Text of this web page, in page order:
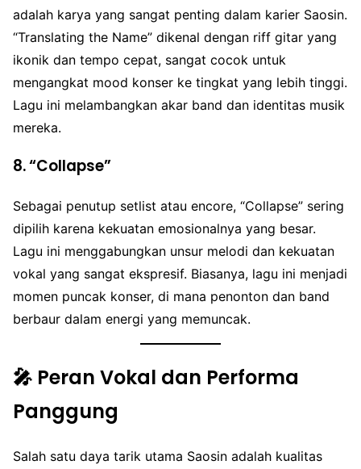
adalah karya yang sangat penting dalam karier Saosin.
“Translating the Name” dikenal dengan riff gitar yang
ikonik dan tempo cepat, sangat cocok untuk
mengangkat mood konser ke tingkat yang lebih tinggi.
Lagu ini melambangkan akar band dan identitas musik
mereka.
8.“Collapse”
Sebagai penutup setlist atau encore, “Collapse” sering
dipilih karena kekuatan emosionalnya yang besar.
Lagu ini menggabungkan unsur melodi dan kekuatan
vokal yang sangat ekspresif. Biasanya, lagu ini menjadi
momen puncak konser, di mana penonton dan band
berbaur dalam energi yang memuncak.
🎤 Peran Vokal dan Performa
Panggung
Salah satu daya tarik utama Saosin adalah kualitas